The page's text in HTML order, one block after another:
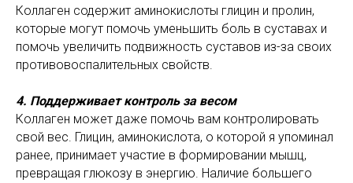
Коллаген содержит аминокислоты глицин и пролин,
которые могут помочь уменьшить боль в суставах и
помочь увеличить подвижность суставов из-за своих
противовоспалительных свойств.
4. Поддерживает контроль за весом
Коллаген может даже помочь вам контролировать
свой вес. Глицин, аминокислота, о которой я упоминал
ранее, принимает участие в формировании мышц,
превращая глюкозу в энергию. Наличие большего